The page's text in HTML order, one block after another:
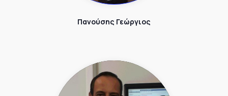
Πανούσης Γεώργιος